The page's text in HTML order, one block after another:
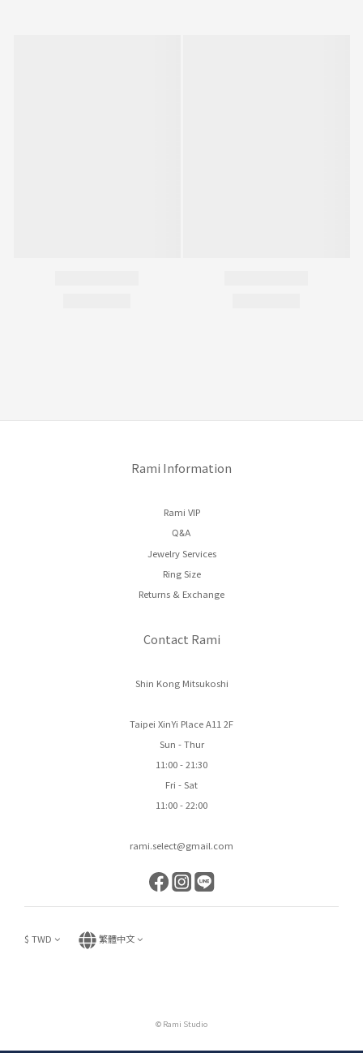
Rami Information
Rami VIP
Q&A
Jewelry Services
Ring Size
Returns & Exchange
Contact Rami
Shin Kong Mitsukoshi
Taipei XinYi Place A11 2F
Sun - Thur
11:00 - 21:30
Fri - Sat
11:00 - 22:00
rami.select@gmail.com
$ TWD 繁體中文
© Rami Studio